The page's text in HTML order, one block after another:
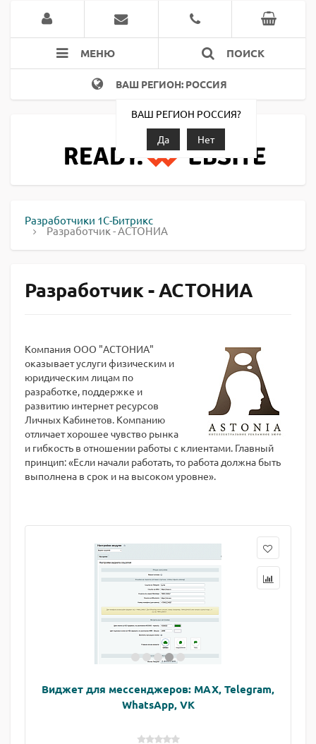
МЕНЮ ПОИСК
ВАШ РЕГИОН: РОССИЯ
ВАШ РЕГИОН РОССИЯ?
Да
Нет
Разработчики 1С-Битрикс
Разработчик - АСТОНИА
Разработчик - АСТОНИА
Компания ООО "АСТОНИА"
оказывает услуги физическим и
юридическим лицам по
разработке, поддержке и
развитию интернет ресурсов
Личных Кабинетов. Компанию
отличает хорошее чувство рынка
и гибкость в отношении работы с клиентами. Главный
принцип: «Если начали работать, то работа должна быть
выполнена в срок и на высоком уровне».
Виджет для мессенджеров: MAX, Telegram,
WhatsApp, VK